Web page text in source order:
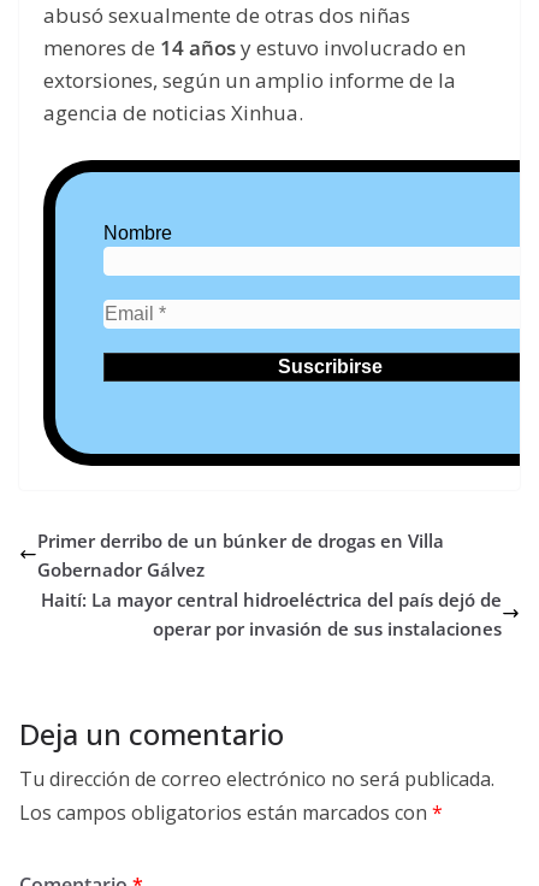
abusó sexualmente de otras dos niñas
menores de 14 añosy estuvo involucrado en
extorsiones, según un amplio informe de la
agencia de noticias Xinhua.
Nombre
Primer derribo de un búnker de drogas en Villa
Gobernador Gálvez
Haití: La mayor central hidroeléctrica del país dejó de
operar por invasión de sus instalaciones
Deja un comentario
Tu dirección de correo electrónico no será publicada.
Los campos obligatorios están marcados con *